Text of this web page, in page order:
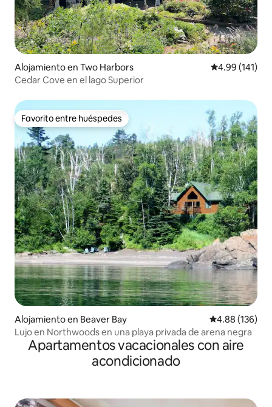
Alojamiento en Two Harbors Calificación
4.99 (141)
Cedar Cove en el lago Superior
Favorito entre huéspedes
Favorito entre huéspedes
Alojamiento en Beaver Bay Calificación
4.88 (136)
Lujo en Northwoods en una playa privada de arena negra
Apartamentos vacacionales con aire
acondicionado